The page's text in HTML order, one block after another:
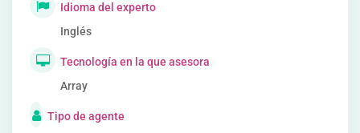
Idioma del experto
Inglés
Tecnología en la que asesora
Array
Tipo de agente